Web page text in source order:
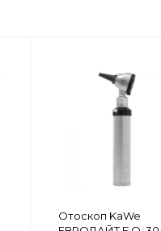
Отоскоп KaWe